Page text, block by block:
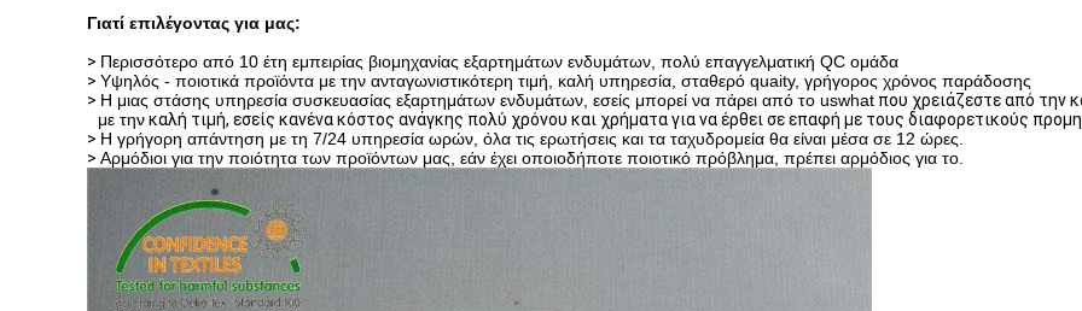
Γιατί επιλέγοντας για μας:
> Περισσότερο από 10 έτη εμπειρίας βιομηχανίας εξαρτημάτων ενδυμάτων, πολύ επαγγελματική QC ομάδα
> Υψηλός - ποιοτικά προϊόντα με την ανταγωνιστικότερη τιμή, καλή υπηρεσία, σταθερό quaity, γρήγορος χρόνος παράδοσης
> Η μιας στάσης υπηρεσία συσκευασίας εξαρτημάτων ενδυμάτων, εσείς μπορεί να πάρει από το uswhat που χρειάζεστε από την
με τηνκαλή τιμή, εσείς κανένα κόστος ανάγκης πολύ χρόνου και χρήματα για να έρθει σε επαφή με τους διαφορετικούς
> Η γρήγορη απάντηση με τη 7/24 υπηρεσία ωρών, όλα τις ερωτήσεις και τα ταχυδρομεία θα είναι μέσα σε 12 ώρες.
> Αρμόδιοι για την ποιότητα των προϊόντων μας, εάν έχει οποιοδήποτε ποιοτικό πρόβλημα, πρέπει αρμόδιος για το.